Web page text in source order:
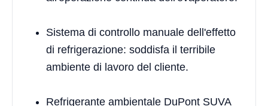
Sistema di controllo manuale dell'effetto
di refrigerazione: soddisfa il terribile
ambiente di lavoro del cliente.
Refrigerante ambientale DuPont SUVA